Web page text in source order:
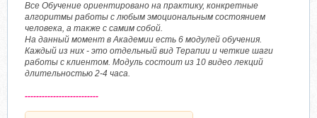
Все Обучение ориентировано на практику, конкретные
алгоритмы работы с любым эмоциональным состоянием
человека, а также с самим собой.
На данный момент в Академии есть 6 модулей обучения.
Каждый из них - это отдельный вид Терапии и четкие шаги
работы с клиентом. Модуль состоит из 10 видео лекций
длительностью 2-4 часа.
--------------------------